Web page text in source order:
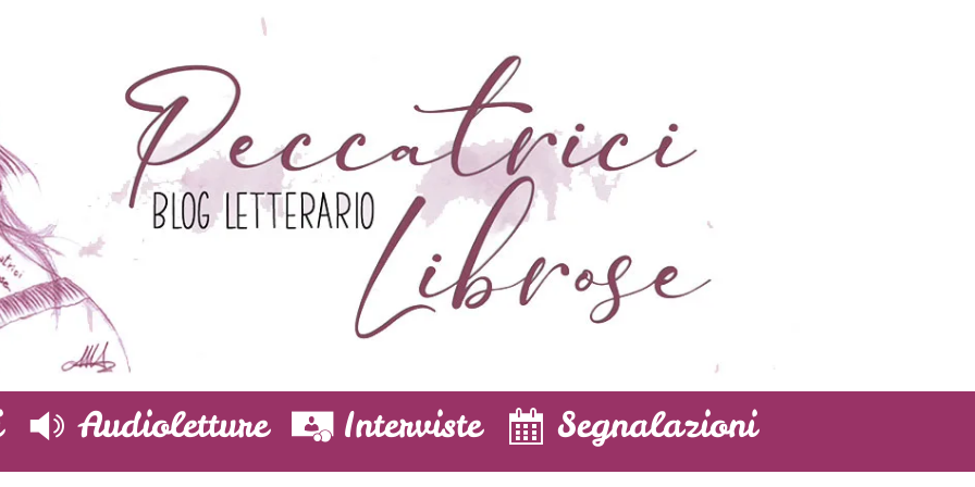
Audioletture Interviste Segnalazioni